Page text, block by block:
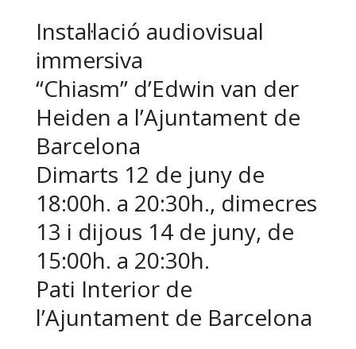
Instal·lació audiovisual
immersiva
“Chiasm” d’Edwin van der
Heiden a l’Ajuntament de
Barcelona
Dimarts 12 de juny de
18:00h. a 20:30h., dimecres
13 i dijous 14 de juny, de
15:00h. a 20:30h.
Pati Interior de
l’Ajuntament de Barcelona